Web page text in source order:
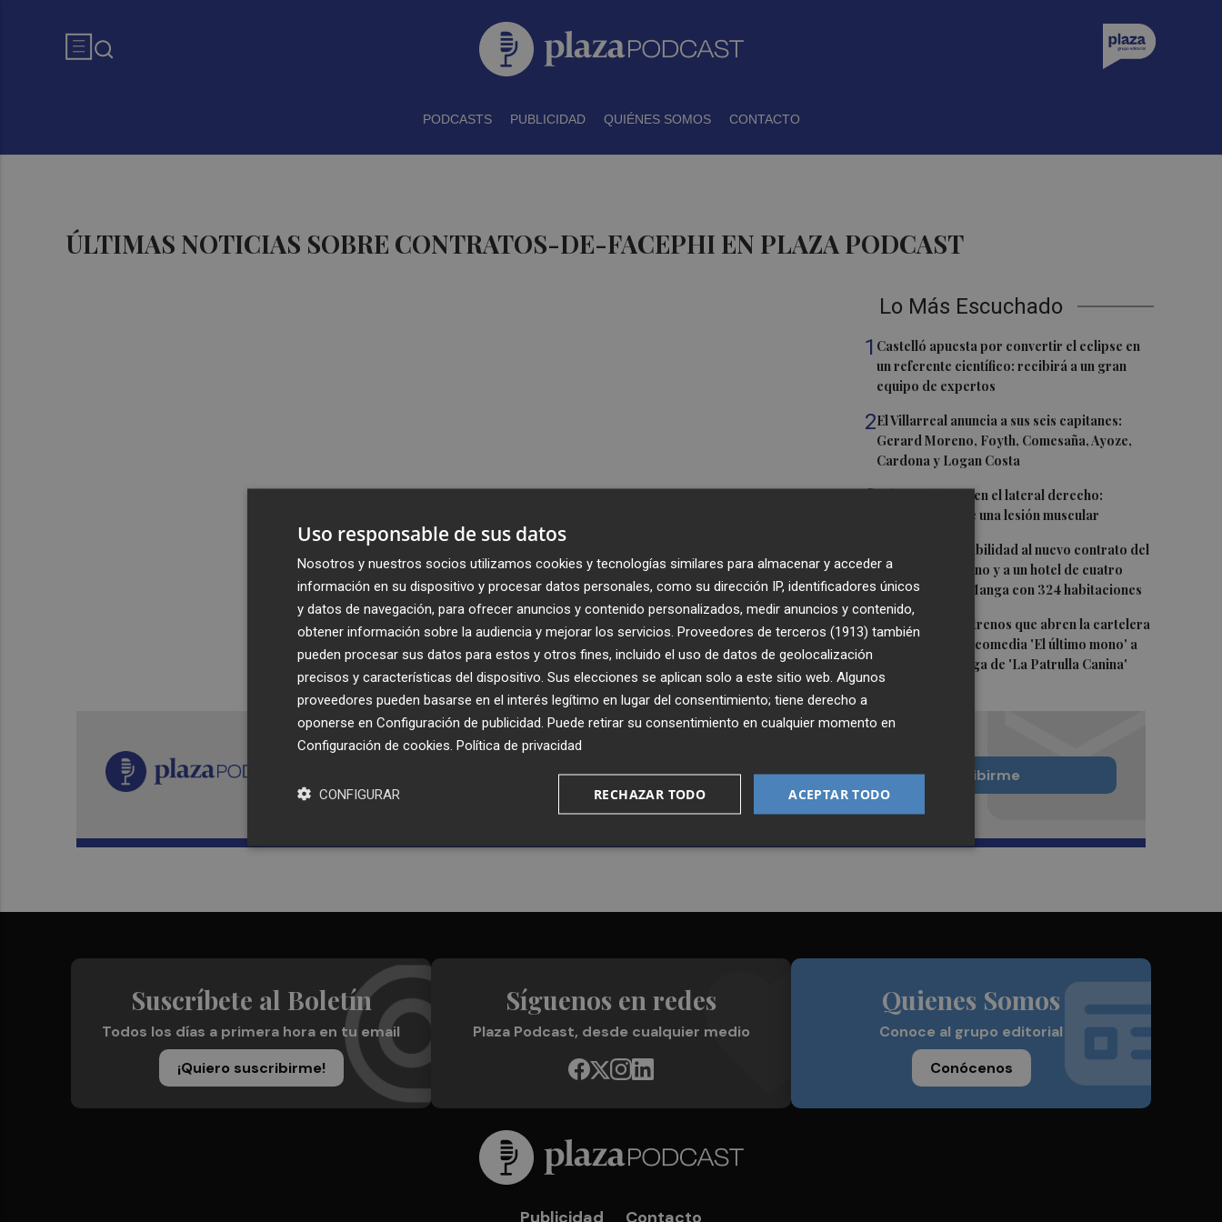
PODCASTS PUBLICIDAD QUIÉNES SOMOS CONTACTO
ÚLTIMAS NOTICIAS SOBRE CONTRATOS-DE-FACEPHI EN PLAZA PODCAST
Lo Más Escuchado
1 Castelló apuesta por convertir el eclipse en
un referente científico: recibirá a un gran
equipo de expertos
2El Villarreal anuncia a sus seis capitanes:
Gerard Moreno, Foyth, Comesaña, Ayoze,
Cardona y Logan Costa
3Más problemas en el lateral derecho:
Monferrer sufre una lesión muscular
San Javier da viabilidad al nuevo contrato del
transporte urbano y a un hotel de cuatro
estrellas en La Manga con 324 habitaciones
5 Estos son los estrenos que abren la cartelera
en agosto: de la comedia 'El último mono' a
una nueva entrega de 'La Patrulla Canina'
Recibe toda la actualidad de
Plaza Podcast en tu correo
Quiero suscribirme
Suscríbete al Boletín
Todos los días a primera hora en tu email
¡Quiero suscribirme!
Síguenos en redes
Plaza Podcast, desde cualquier medio
Quienes Somos
Conoce al grupo editorial
Conócenos
Publicidad Contacto
Uso responsable de sus datos
Nosotros y nuestros socios utilizamos cookies y tecnologías similares para almacenar y acceder a
información en su dispositivo y procesar datos personales, como su dirección IP, identificadores únicos
y datos de navegación, para ofrecer anuncios y contenido personalizados, medir anuncios y contenido,
obtener información sobre la audiencia y mejorar los servicios. Proveedores de terceros (1913) también
pueden procesar sus datos para estos y otros fines, incluido el uso de datos de geolocalización
precisos y características del dispositivo. Sus elecciones se aplican solo a este sitio web. Algunos
proveedores pueden basarse en el interés legítimo en lugar del consentimiento; tiene derecho a
oponerse en Configuración de publicidad . Puede retirar su consentimiento en cualquier momento en
Configuración de cookies Política de privacidad
ACEPTAR TODO
RECHAZAR TODO
CONFIGURAR